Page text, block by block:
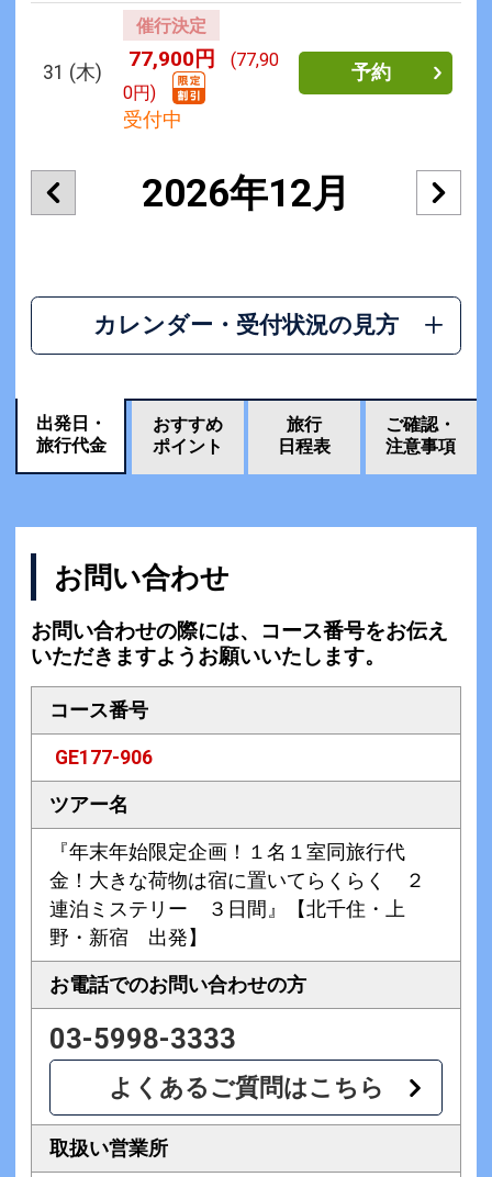
31 (木)
催行決定
77,900円
(77,90
0円)
受付中
予約
2026年12月
カレンダー・受付状況の見方
出発日・
旅行代金
おすすめ
ポイント
旅行
日程表
ご確認・
注意事項
お問い合わせ
お問い合わせの際には、コース番号をお伝え
いただきますようお願いいたします。
コース番号
GE177-906
ツアー名
『年末年始限定企画！１名１室同旅行代
金！大きな荷物は宿に置いてらくらく ２
連泊ミステリー ３日間』【北千住・上
野・新宿 出発】
お電話でのお問い合わせの方
03-5998-3333
よくあるご質問はこちら
取扱い営業所